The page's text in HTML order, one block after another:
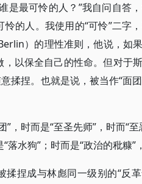
是最可怜的人？”我自问自答
的人。我使用的“可怜”二字
）的理性准则，他说，如
以保全自己的性命。但对于
揉捏。也就是说，被当作“面
，时而是“至圣先师”，时而“
落水狗”；时而是“政治的秕糠”
揉捏成与林彪同一级别的“反